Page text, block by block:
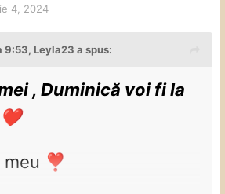
4, 2024
9:53, Leyla23 a spus:
, Duminică voi fi la
❤️
meu ❣️